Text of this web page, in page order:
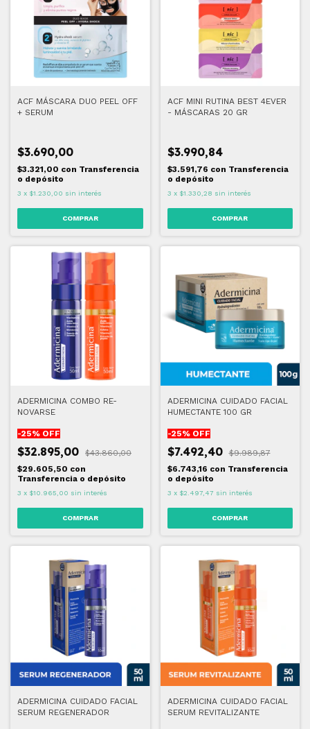
ACF MÁSCARA DUO PEEL OFF
+ SERUM
$3.690,00
$3.321,00 con Transferencia
o depósito
3 x $1.230,00 sin interés
ACF MINI RUTINA BEST 4EVER
- MÁSCARAS 20 GR
$3.990,84
$3.591,76 con Transferencia
o depósito
3 x $1.330,28 sin interés
ADERMICINA COMBO RE-
NOVARSE
-25% OFF
$32.895,00
$43.860,00
$29.605,50 con
Transferencia o depósito
3 x $10.965,00 sin interés
ADERMICINA CUIDADO FACIAL
HUMECTANTE 100 GR
-25% OFF
$7.492,40
$9.989,87
$6.743,16 con Transferencia
o depósito
3 x $2.497,47 sin interés
ADERMICINA CUIDADO FACIAL
SERUM REGENERADOR
ADERMICINA CUIDADO FACIAL
SERUM REVITALIZANTE